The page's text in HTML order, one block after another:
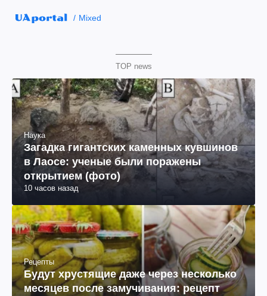
Mixed
TOP news
Наука
Загадка гигантских каменных кувшинов
в Лаосе: ученые были поражены
открытием (фото)
10 часов назад
Рецепты
Будут хрустящие даже через несколько
месяцев после замучивания: рецепт